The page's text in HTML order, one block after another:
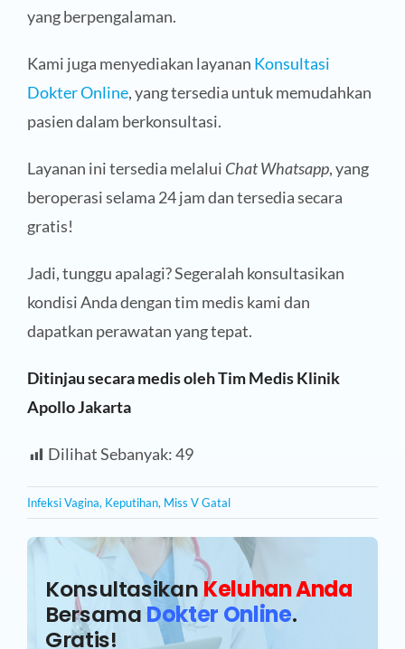
yang berpengalaman.
Kami juga menyediakan layanan Konsultasi
Dokter Online, yang tersedia untuk memudahkan
pasien dalam berkonsultasi.
Layanan ini tersedia melalui Chat Whatsapp, yang
beroperasi selama 24 jam dan tersedia secara
gratis!
Jadi, tunggu apalagi? Segeralah konsultasikan
kondisi Anda dengan tim medis kami dan
dapatkan perawatan yang tepat.
Ditinjau secara medis oleh Tim Medis Klinik
Apollo Jakarta
Dilihat Sebanyak:49
Infeksi Vagina, Keputihan, Miss V Gatal
Konsultasikan Keluhan Anda
BersamaDokter Online.
Gratis!